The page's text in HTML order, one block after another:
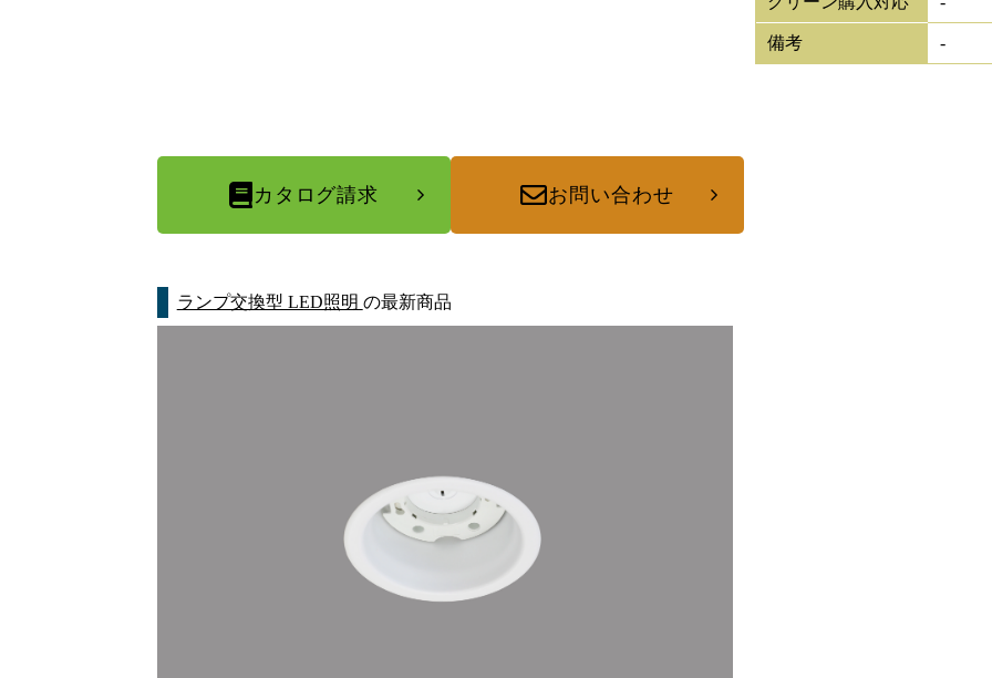
備考 -
カタログ請求 お問い合わせ
ランプ交換型 LED照明 の最新商品